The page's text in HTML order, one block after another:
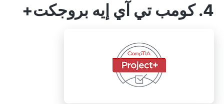
4. كومب تي آي إيه بروجكت+